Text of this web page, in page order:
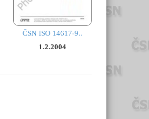
ČSN ISO 14617-9..
1.2.2004